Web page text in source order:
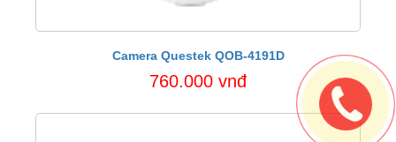
Camera Questek QOB-4191D
760.000 vnđ